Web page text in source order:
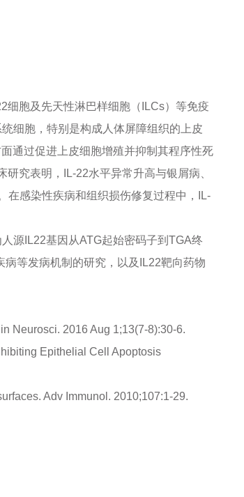
细胞及先天性淋巴样细胞（ILCs）等免疫
细胞，特别是构成人体屏障组织的上皮
通过促进上皮细胞增殖并抑制其程序性死
研究表明，IL-22水平异常升高与银屑病、
在感染性疾病和组织损伤修复过程中，IL-
源IL22基因从ATG起始密码子到TGA终
等发病机制的研究，以及IL22靶向药物
Neurosci. 2016 Aug 1;13(7-8):30-6.
Epithelial Cell Apoptosis
Adv Immunol. 2010;107:1-29.